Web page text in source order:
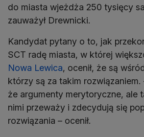
do miasta wjeżdża 250 tysięcy
zauważył Drewnicki.
Kandydat pytany o to, jak
SCT radę miasta, w której
Nowa Lewica, ocenił, że są
którzy są za takim
że argumenty merytoryczne, ale
nimi przeważy i zdecydują się
rozwiązania – ocenił.